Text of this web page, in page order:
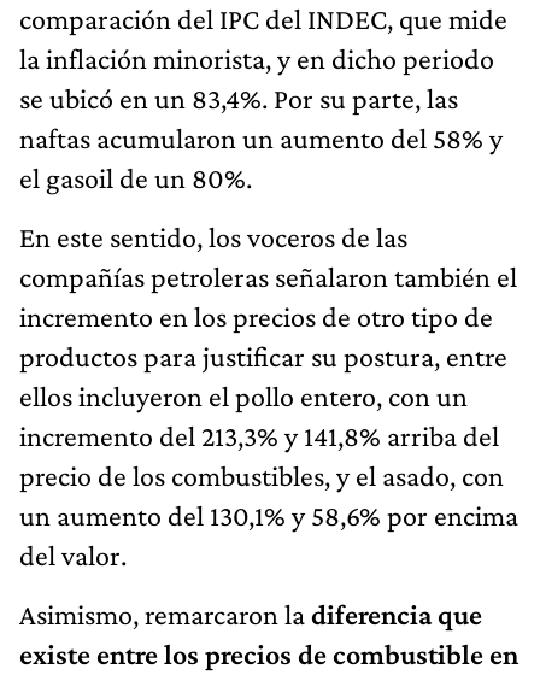
comparación del IPC del INDEC, que mide
la inflación minorista, y en dicho periodo
se ubicó en un 83,4%. Por su parte, las
naftas acumularon un aumento del 58% y
el gasoil de un 80%.
En este sentido, los voceros de las
compañías petroleras señalaron también el
incremento en los precios de otro tipo de
productos para justificar su postura, entre
ellos incluyeron el pollo entero, con un
incremento del 213,3% y 141,8% arriba del
precio de los combustibles, y el asado, con
un aumento del 130,1% y 58,6% por encima
del valor.
Asimismo, remarcaron ladiferencia que
existe entre los precios de combustible en